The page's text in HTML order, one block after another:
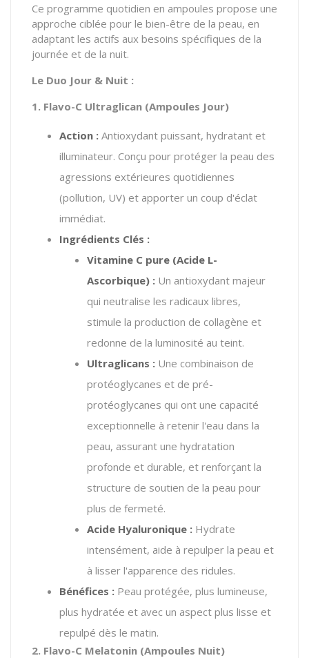
Ce programme quotidien en ampoules propose une
approche ciblée pour le bien-être de la peau, en
adaptant les actifs aux besoins spécifiques de la
journée et de la nuit.
Le Duo Jour & Nuit :
1. Flavo-C Ultraglican (Ampoules Jour)
Action : Antioxydant puissant, hydratant et
illuminateur. Conçu pour protéger la peau des
agressions extérieures quotidiennes
(pollution, UV) et apporter un coup d'éclat
immédiat.
Ingrédients Clés :
Vitamine C pure (Acide L-
Ascorbique) : Un antioxydant majeur
qui neutralise les radicaux libres,
stimule la production de collagène et
redonne de la luminosité au teint.
Ultraglicans : Une combinaison de
protéoglycanes et de pré-
protéoglycanes qui ont une capacité
exceptionnelle à retenir l'eau dans la
peau, assurant une hydratation
profonde et durable, et renforçant la
structure de soutien de la peau pour
plus de fermeté.
Acide Hyaluronique : Hydrate
intensément, aide à repulper la peau et
à lisser l'apparence des ridules.
Bénéfices : Peau protégée, plus lumineuse,
plus hydratée et avec un aspect plus lisse et
repulpé dès le matin.
2. Flavo-C Melatonin (Ampoules Nuit)